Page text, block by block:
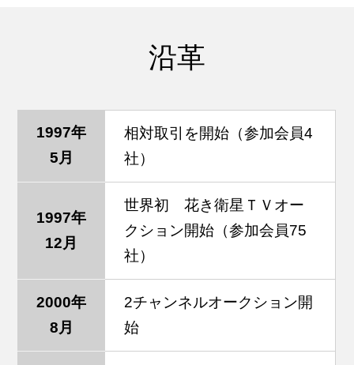
沿革
1997年
5月
相対取引を開始（参加会員4
社）
1997年
12月
世界初 花き衛星ＴＶオー
クション開始（参加会員75
社）
2000年
8月
2チャンネルオークション開
始